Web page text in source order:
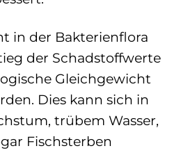
in der Bakterienflora
der Schadstoffwerte
Gleichgewicht
Dies kann sich in
trübem Wasser,
Fischsterben